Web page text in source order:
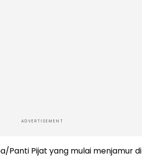
ADVERTISEMENT
Panti Pijat yang mulai menjamur di